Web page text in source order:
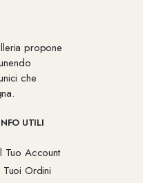
propone
che
UTILI
Tuo Account
Tuoi Ordini